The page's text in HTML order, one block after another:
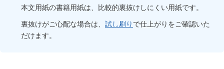
本文用紙の書籍用紙は、比較的裏抜けしにくい用紙です。
裏抜けがご心配な場合は、試し刷り で仕上がりをご確認いた
だけます。